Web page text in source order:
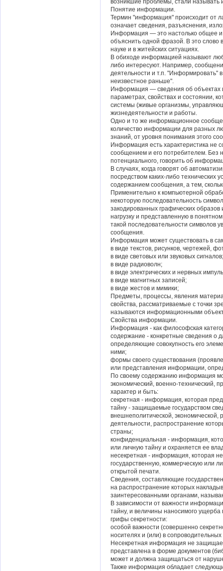
возникшие проблемы, стали называть
Понятие информации.
Термин "информация" происходит от
означает сведения, разъяснения,
Информация — это настолько общее и
объяснить одной фразой. В это слово
науке и в житейских ситуациях.
В обиходе информацией называют
либо интересуют. Например,
деятельности и т.п. "Информировать"
неизвестное раньше".
Информация — сведения об объектах
параметрах, свойствах и состоянии,
системы (живые организмы,
жизнедеятельности и работы.
Одно и то же информационное
количество информации для разных
знаний, от уровня понимания этого
Информация есть характеристика не
сообщением и его потребителем. Без
потенциального, говорить об
В случаях, когда говорят об
посредством каких-либо технических
содержанием сообщения, а тем,
Применительно к компьютерной
некоторую последовательность
закодированных графических
нагрузку и представленную в
такой последовательности символов
сообщения.
Информация может существовать в
в виде текстов, рисунков, чертежей,
в виде световых или звуковых сигналов;
в виде радиоволн;
в виде электрических и нервных
в виде магнитных записей;
в виде жестов и мимики;
Предметы, процессы, явления
свойства, рассматриваемые с точки
называются информационными
Свойства информации.
Информация - как философская
содержание - конкретные сведения о
определяющие совокупность его
ними;
формы своего существования
или представления информации,
По своему содержанию информация
экономический, военно-технический,
характер и быть:
секретная - информация, которая
тайну - защищаемые государством
внешнеполитической, экономической,
деятельности, распространение
страны;
конфиденциальная - информация,
или личную тайну и охраняется ее
несекретная - информация, которая
государственную, коммерческую или
открытой печати.
Сведения, составляющие
на распространение которых
заинтересованными органами,
В зависимости от важности
тайну, и величины наносимого
грифы секретности:
особой важности (совершенно
носителях и (или) в сопроводительных
Несекретная информация не
представлена в форме документов
может и должна защищаться от
Также информация обладает